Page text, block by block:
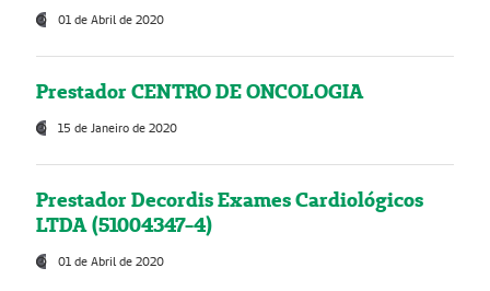
01 de Abril de 2020
Prestador CENTRO DE ONCOLOGIA
15 de Janeiro de 2020
Prestador Decordis Exames Cardiológicos
LTDA (51004347-4)
01 de Abril de 2020